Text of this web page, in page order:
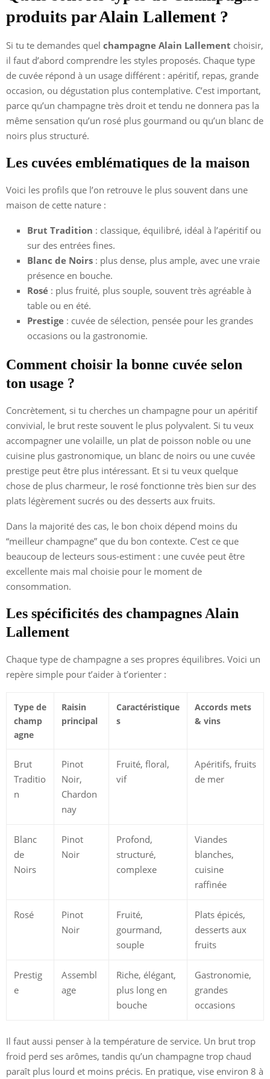
produits par Alain Lallement ?
Si tu te demandes quel champagne Alain Lallement choisir,
il faut d’abord comprendre les styles proposés. Chaque type
de cuvée répond à un usage différent : apéritif, repas, grande
occasion, ou dégustation plus contemplative. C’est important,
parce qu’un champagne très droit et tendu ne donnera pas la
même sensation qu’un rosé plus gourmand ou qu’un blanc de
noirs plus structuré.
Les cuvées emblématiques de la maison
Voici les profils que l’on retrouve le plus souvent dans une
maison de cette nature :
Brut Tradition : classique, équilibré, idéal à l’apéritif ou
sur des entrées fines.
Blanc de Noirs : plus dense, plus ample, avec une vraie
présence en bouche.
Rosé : plus fruité, plus souple, souvent très agréable à
table ou en été.
Prestige : cuvée de sélection, pensée pour les grandes
occasions ou la gastronomie.
Comment choisir la bonne cuvée selon
ton usage ?
Concrètement, si tu cherches un champagne pour un apéritif
convivial, le brut reste souvent le plus polyvalent. Si tu veux
accompagner une volaille, un plat de poisson noble ou une
cuisine plus gastronomique, un blanc de noirs ou une cuvée
prestige peut être plus intéressant. Et si tu veux quelque
chose de plus charmeur, le rosé fonctionne très bien sur des
plats légèrement sucrés ou des desserts aux fruits.
Dans la majorité des cas, le bon choix dépend moins du
“meilleur champagne” que du bon contexte. C’est ce que
beaucoup de lecteurs sous-estiment : une cuvée peut être
excellente mais mal choisie pour le moment de
consommation.
Les spécificités des champagnes Alain
Lallement
Chaque type de champagne a ses propres équilibres. Voici un
repère simple pour t’aider à t’orienter :
Type de
champ
agne
Raisin
principal
Caractéristique
s
Accords mets
& vins
Brut
Traditio
n
Pinot
Noir,
Chardon
nay
Fruité, floral,
vif
Apéritifs, fruits
de mer
Blanc
de
Noirs
Pinot
Noir
Profond,
structuré,
complexe
Viandes
blanches,
cuisine
raffinée
Rosé
Pinot
Noir
Fruité,
gourmand,
souple
Plats épicés,
desserts aux
fruits
Prestig
e
Assembl
age
Riche, élégant,
plus long en
bouche
Gastronomie,
grandes
occasions
Il faut aussi penser à la température de service. Un brut trop
froid perd ses arômes, tandis qu’un champagne trop chaud
paraît plus lourd et moins précis. En pratique, vise environ 8 à